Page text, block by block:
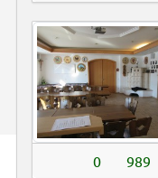
0 989